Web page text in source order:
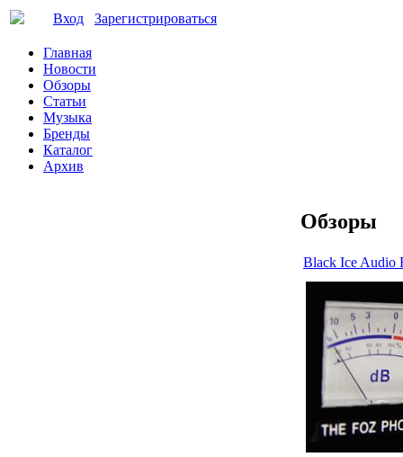
Вход Зарегистрироваться
Главная
Новости
Обзоры
Статьи
Музыка
Бренды
Каталог
Архив
Обзоры
Black Ice Audio